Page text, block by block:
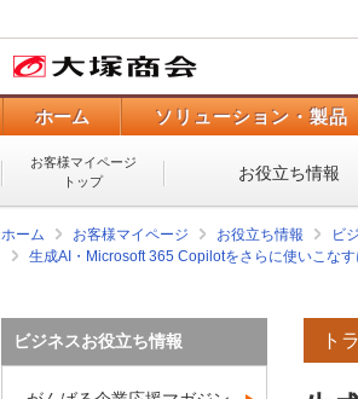
ホーム ソリューション・製品
お客様マイページ
トップ
お役立ち情報
ホーム お客様マイページ お役立ち情報 ビ
生成AI・Microsoft 365 Copilotをさらに使いこな
ト
ビジネスお役立ち情報